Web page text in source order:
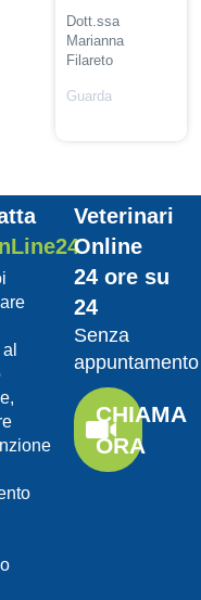
Dott.ssa
Marianna
Filareto
Guarda
Pet
con
Dott.
Felici
Manuel
Guarda
il video
da
Dott.
Felici
Veterinari
Online
24 ore su
24
Senza
appuntamento
CHIAMA
ORA